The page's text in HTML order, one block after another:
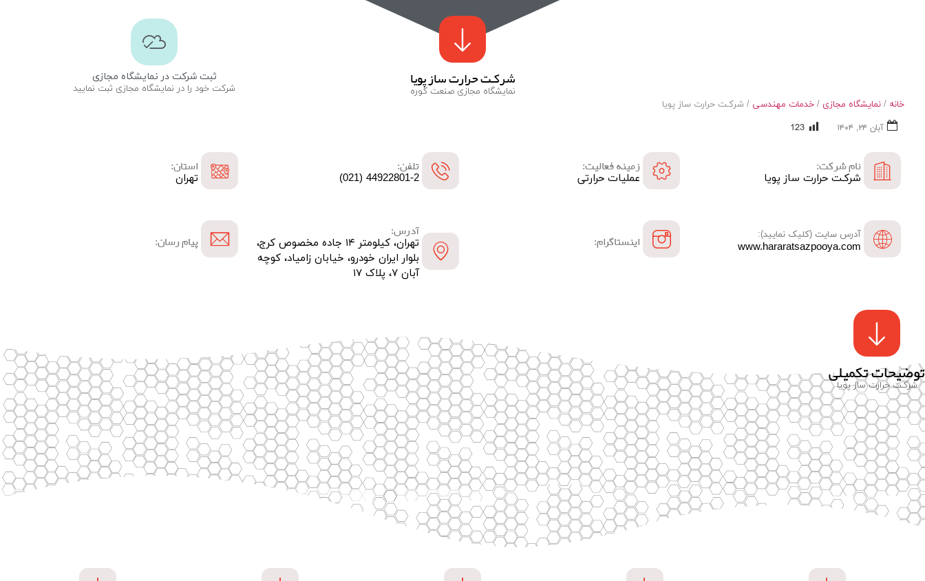
شرکـت حرارت ساز پویا
نمایشگاه مجازی صنعت کوره
ثبت شرکت در نمایشگاه مجازی
شرکت خود را در نمایشگاه مجازی ثبت نمایید
خانه / نمایشگاه مجازی / خدمات مهندسی / شرکـت حرارت ساز پویا
آبان ۲۴, ۱۴۰۴ 123
نام شرکت:
شرکـت حرارت ساز پویا
زمینه فعالیت:
عملیات حرارتی
تلفن:
44922801-2 (021)
استان:
تهران
آدرس سایت (کلیک نمایید):
www.hararatsazpooya.com اینستاگرام:
آدرس:
تهران، کیلومتر ۱۴ جاده مخصوص کرج،
بلوار ایران خودرو، خیابان زامیاد، کوچه
آبان ۷، پلاک ۱۷
پیام رسان:
توضیحات تکمیلی
شرکـت حرارت ساز پویا